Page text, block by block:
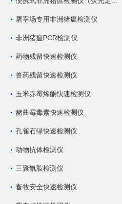
屠宰场专用非洲猪瘟检测仪
非洲猪瘟PCR检测仪
药物残留快速检测仪
兽药残留快速检测仪
玉米赤霉烯酮快速检测仪
赭曲霉毒素快速检测仪
孔雀石绿快速检测仪
动物抗体检测仪
三聚氰胺检测仪
畜牧安全快速检测仪